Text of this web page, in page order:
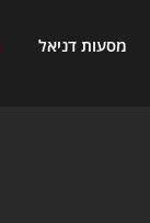
מסעות דניאל